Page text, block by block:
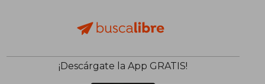
¡Descárgate la App GRATIS!